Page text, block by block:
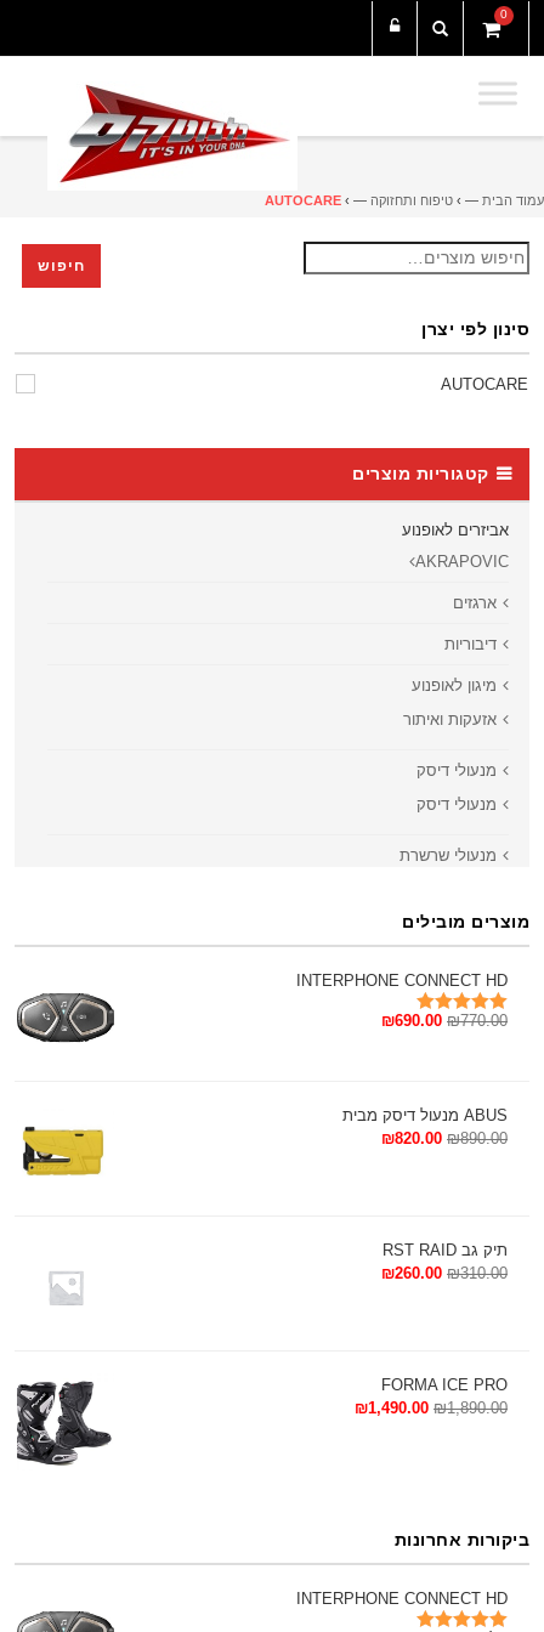
0
עמוד הבית — › טיפוח ותחזוקה — ›
AUTOCARE
חיפוש
עבור:
חיפוש
סינון לפי יצרן
AUTOCARE
קטגוריות מוצרים
אביזרים לאופנוע
AKRAPOVIC
ארגזים
דיבוריות
מיגון לאופנוע
אזעקות ואיתור
מנעולי דיסק
מנעולי דיסק
מנעולי שרשרת
מצלמות דרך
משקפים
ביגוד
undersuit
חליפות רכיבה
כפפות קיץ
טיפוח ותחזוקה
AUTOCARE
מוצרים מובילים
INTERPHONE CONNECT HD
דורג5.00
₪770.00
₪690.00
ABUS מנעול דיסק מבית
₪890.00
₪820.00
תיק גב RST RAID
₪310.00
₪260.00
FORMA ICE PRO
₪1,890.00
₪1,490.00
ביקורות אחרונות
INTERPHONE CONNECT HD